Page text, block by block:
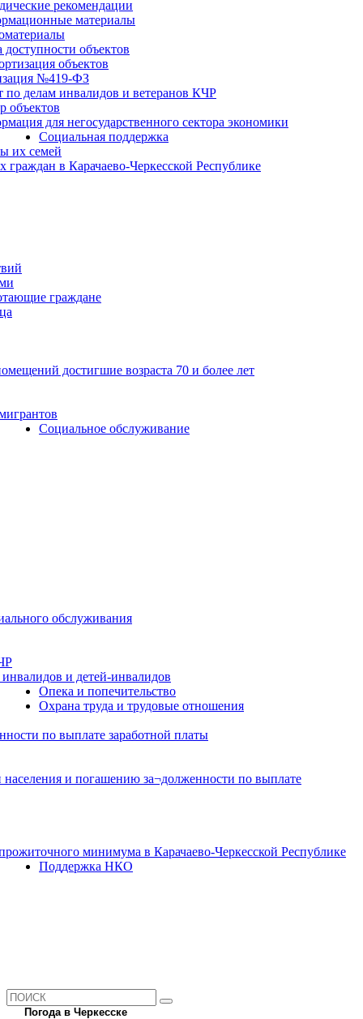
рекомендации
материалы
доступности объектов
объектов
№419-ФЗ
по делам инвалидов и ветеранов КЧР
объектов
для негосударственного сектора экономики
Социальная поддержка
их семей
в Карачаево-Черкесской Республике
граждане
достигшие возраста 70 и более лет
Социальное обслуживание
обслуживания
и детей-инвалидов
Опека и попечительство
Охрана труда и трудовые отношения
по выплате заработной платы
и погашению за¬долженности по выплате
минимума в Карачаево-Черкесской Республике
Поддержка НКО
Погода в Черкесске